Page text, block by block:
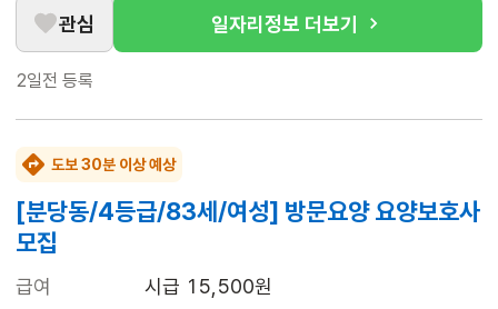
관심 일자리정보 더보기
2일전 등록
도보 30분 이상 예상
[분당동/4등급/83세/여성] 방문요양 요양보호사
모집
급여
시급 15,500원